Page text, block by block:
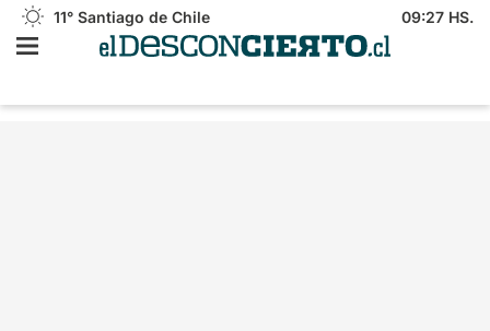
11° Santiago de Chile 09:27 HS.